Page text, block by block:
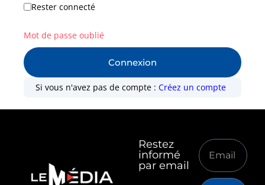
Rester connecté
Connexion
Mot de passe oublié
Si vous n'avez pas de compte :Créez un compte
Restez
informé
par email